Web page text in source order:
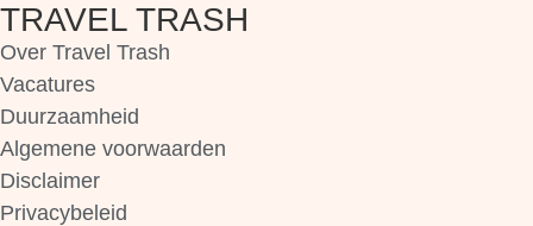
TRAVEL TRASH
Over Travel Trash
Vacatures
Duurzaamheid
Algemene voorwaarden
Disclaimer
Privacybeleid